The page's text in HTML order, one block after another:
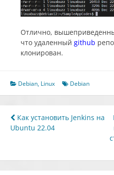
Отлично,
что удаленный github
клонирован.
Debian, Linux Debian
Навигация
по
Как установить Jenkins на
Ubuntu 22.04